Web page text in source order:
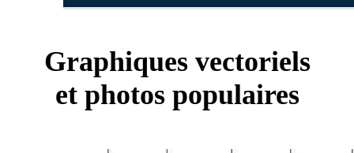
Graphiques vectoriels
et photos populaires